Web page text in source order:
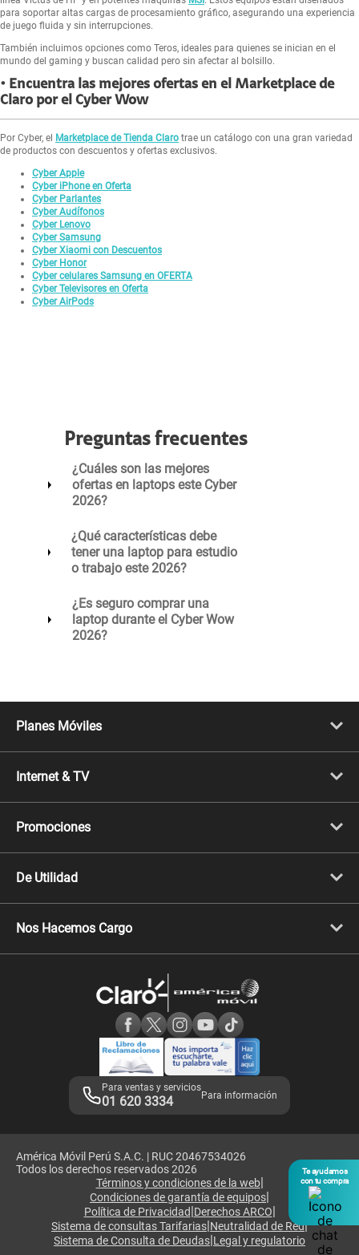
Te ayudamos
con tu compra
para soportar altas cargas de procesamiento gráfico, asegurando una experiencia
de juego fluida y sin interrupciones.
También incluimos opciones como Teros, ideales para quienes se inician en el
mundo del gaming y buscan calidad pero sin afectar al bolsillo.
Encuentra las mejores ofertas en el Marketplace de
Claro por el Cyber Wow
Por Cyber, el Marketplace de Tienda Claro trae un catálogo con una gran variedad
de productos con descuentos y ofertas exclusivos.
Cyber Apple
Cyber iPhone en Oferta
Cyber Parlantes
Cyber Audífonos
Cyber Lenovo
Cyber Samsung
Cyber Xiaomi con Descuentos
Cyber Honor
Cyber celulares Samsung en OFERTA
Cyber Televisores en Oferta
Cyber AirPods
Preguntas frecuentes
¿Cuáles son las mejores
ofertas en laptops este Cyber
2026?
¿Qué características debe
tener una laptop para estudio
o trabajo este 2026?
¿Es seguro comprar una
laptop durante el Cyber Wow
2026?
Planes Móviles
Línea Nueva
Línea Adicional
Migración
Internet & TV
Internet + TV
Mejora tu plan
Promociones
Celulares iPhone
Celulares Samsung
Celulares Motorola
De Utilidad
Llamada por llamada
Comprobantes electrónicos
Consulta de IMEI
Nos Hacemos Cargo
Consulta de reclamos
Adquirientes iPhone 6, 6S y SE
Mensaje de Seguridad
Términos y Condiciones de Tienda Claro
Libro de Reclamaciones
Legales de marketplace
Para ventas y servicios
01 620 3334 Para información
América Móvil Perú S.A.C. | RUC 20467534026
Todos los derechos reservados 2026
Términos y condiciones de la web|
Condiciones de garantía de equipos|
Política de Privacidad|Derechos ARCO|
Sistema de consultas Tarifarias|Neutralidad de Red|
Sistema de Consulta de Deudas|Legal y regulatorio